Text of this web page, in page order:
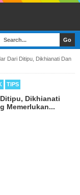
Dari Ditipu, Dikhianati Dan
TIPS
Dikhianati
Memerlukan...